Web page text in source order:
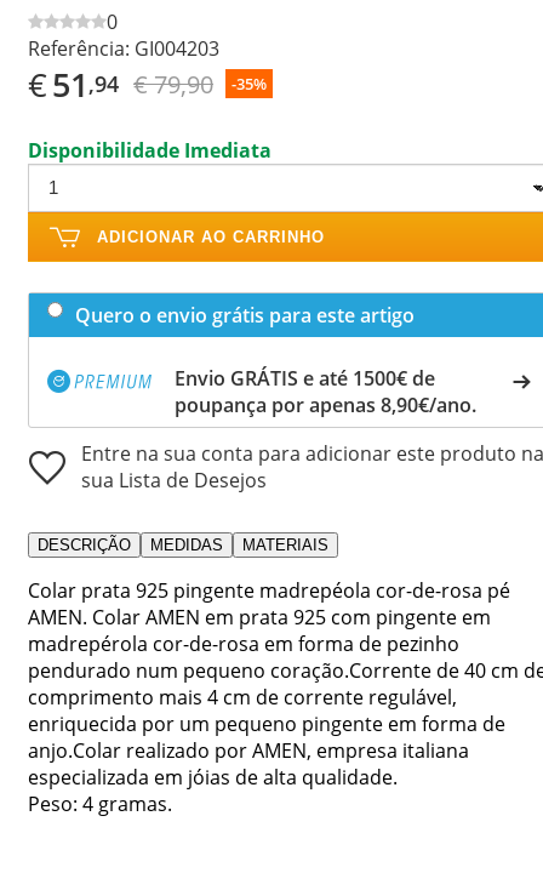
0
Referência: GI004203
€51 ,94 € 79,90 -35%
Disponibilidade Imediata
ADICIONAR AO CARRINHO
Quero o envio grátis para este artigo
Envio GRÁTIS e até 1500€ de
poupança por apenas 8,90€/ano.
Entre na sua conta para adicionar este produto na
sua Lista de Desejos
DESCRIÇÃO MEDIDAS MATERIAIS
Colar prata 925 pingente madrepéola cor-de-rosa pé
AMEN. Colar AMEN em prata 925 com pingente em
madrepérola cor-de-rosa em forma de pezinho
pendurado num pequeno coração.Corrente de 40 cm
comprimento mais 4 cm de corrente regulável,
enriquecida por um pequeno pingente em forma de
anjo.Colar realizado por AMEN, empresa italiana
especializada em jóias de alta qualidade.
Peso: 4 gramas.